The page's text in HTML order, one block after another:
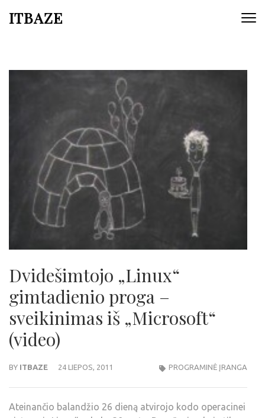
ITBAZE
Dvidešimtojo „Linux“
gimtadienio proga –
sveikinimas iš „Microsoft“
(video)
BY ITBAZE 24 LIEPOS, 2011 PROGRAMINĖ ĮRANGA
Ateinančio balandžio 26 dieną atvirojo kodo operacinei